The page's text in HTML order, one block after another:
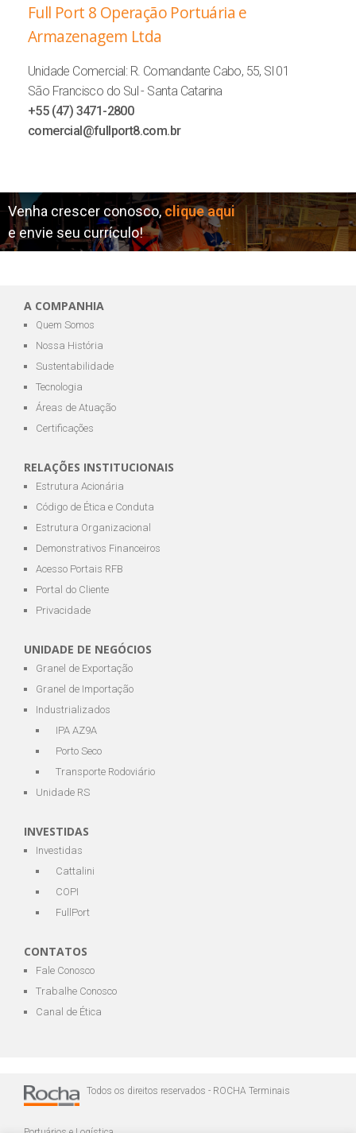
Full Port 8 Operação Portuária e
Armazenagem Ltda
Unidade Comercial: R. Comandante Cabo, 55, Sl 01
São Francisco do Sul - Santa Catarina
+55 (47) 3471-2800
comercial@fullport8.com.br
Venha crescer conosco,clique aqui
e envie seu currículo!
A COMPANHIA
Quem Somos
Nossa História
Sustentabilidade
Tecnologia
Áreas de Atuação
Certificações
RELAÇÕES INSTITUCIONAIS
Estrutura Acionária
Código de Ética e Conduta
Estrutura Organizacional
Demonstrativos Financeiros
Acesso Portais RFB
Portal do Cliente
Privacidade
UNIDADE DE NEGÓCIOS
Granel de Exportação
Granel de Importação
Industrializados
IPA AZ9A
Porto Seco
Transporte Rodoviário
Unidade RS
INVESTIDAS
Investidas
Cattalini
COPI
FullPort
CONTATOS
Fale Conosco
Trabalhe Conosco
Canal de Ética
Todos os direitos reservados - ROCHA Terminais